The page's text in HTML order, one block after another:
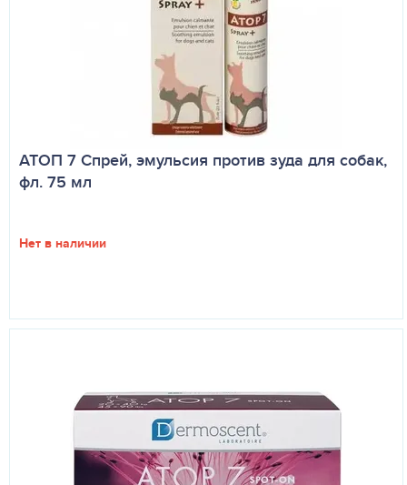
АТОП 7 Спрей, эмульсия против зуда для собак,
фл. 75 мл
Нет в наличии